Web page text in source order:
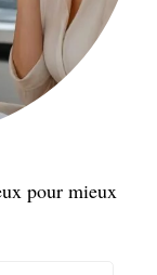
pour mieux